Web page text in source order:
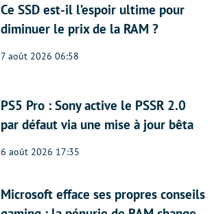
Ce SSD est-il l’espoir ultime pour
diminuer le prix de la RAM ?
7 août 2026 06:58
PS5 Pro : Sony active le PSSR 2.0
par défaut via une mise à jour bêta
6 août 2026 17:35
Microsoft efface ses propres conseils